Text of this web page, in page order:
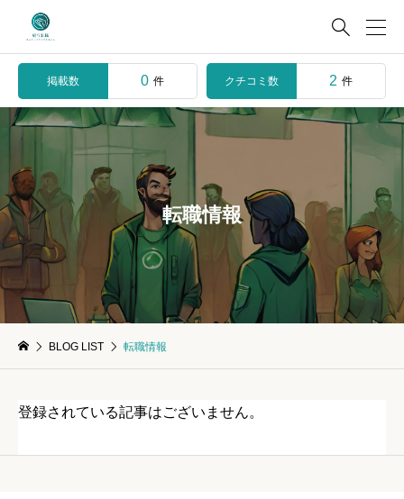

掲載数 0 件 クチコミ数 2 件
転職情報
BLOG LIST 転職情報
登録されている記事はございません。